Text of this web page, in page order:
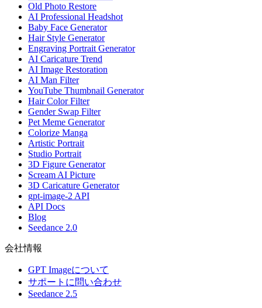
Old Photo Restore
AI Professional Headshot
Baby Face Generator
Hair Style Generator
Engraving Portrait Generator
AI Caricature Trend
AI Image Restoration
AI Man Filter
YouTube Thumbnail Generator
Hair Color Filter
Gender Swap Filter
Pet Meme Generator
Colorize Manga
Artistic Portrait
Studio Portrait
3D Figure Generator
Scream AI Picture
3D Caricature Generator
gpt-image-2 API
API Docs
Blog
Seedance 2.0
会社情報
GPT Imageについて
サポートに問い合わせ
Seedance 2.5